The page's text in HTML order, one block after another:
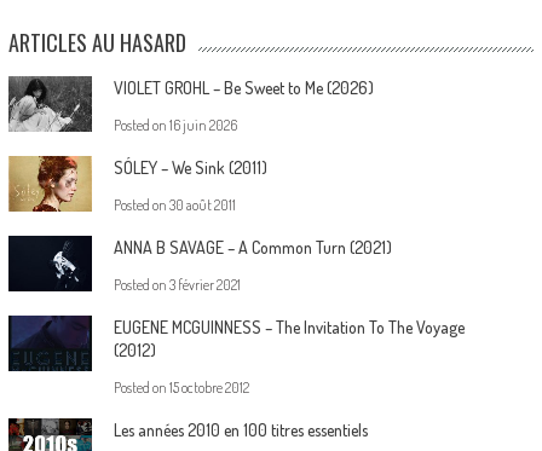
ARTICLES AU HASARD
VIOLET GROHL – Be Sweet to Me (2026)
Posted on 16 juin 2026
SÓLEY – We Sink (2011)
Posted on 30 août 2011
ANNA B SAVAGE – A Common Turn (2021)
Posted on 3 février 2021
EUGENE MCGUINNESS – The Invitation To The Voyage
(2012)
Posted on 15 octobre 2012
Les années 2010 en 100 titres essentiels